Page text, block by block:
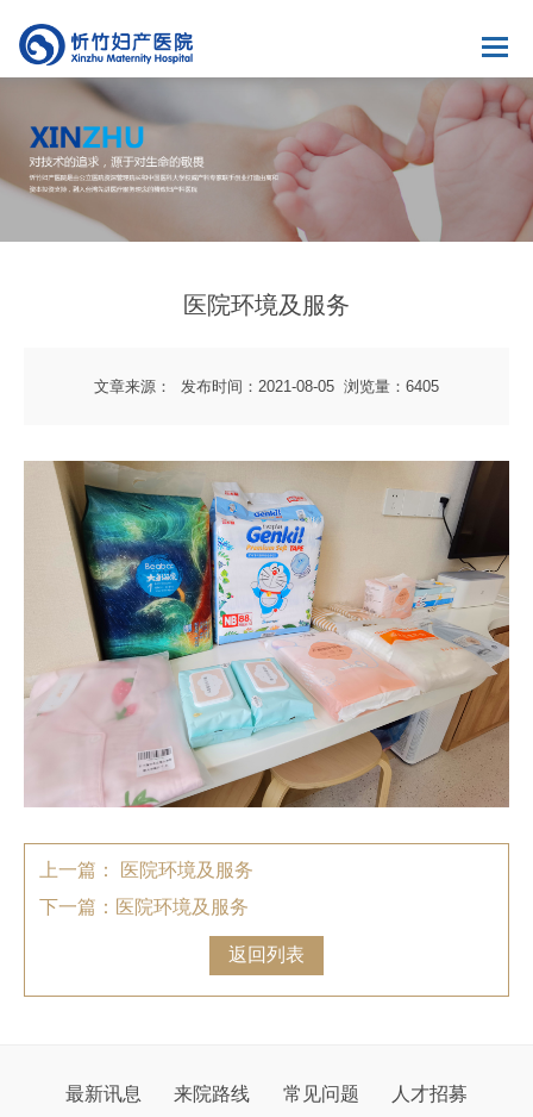
医院环境及服务
文章来源： 发布时间：2021-08-05 浏览量：6405
上一篇： 医院环境及服务
返回列表
下一篇：医院环境及服务
最新讯息 来院路线 常见问题 人才招募